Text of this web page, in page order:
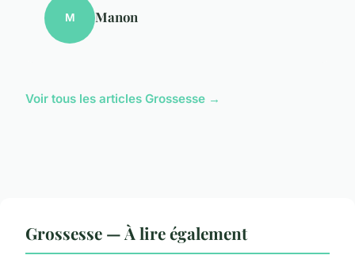
M Manon
Voir tous les articles Grossesse →
Grossesse — À lire également